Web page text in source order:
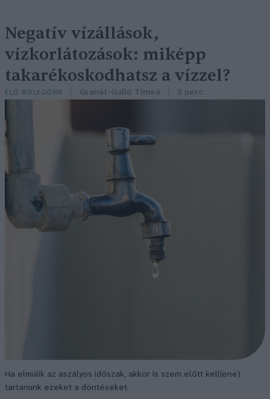
Negatív vízállások,
vízkorlátozások: miképp
takarékoskodhatsz a vízzel?
ÉLŐ BOLYGÓNK Granát-Galló Tímea 5 perc
Ha elmúlik az aszályos időszak, akkor is szem előtt kell(ene)
tartanunk ezeket a döntéseket.